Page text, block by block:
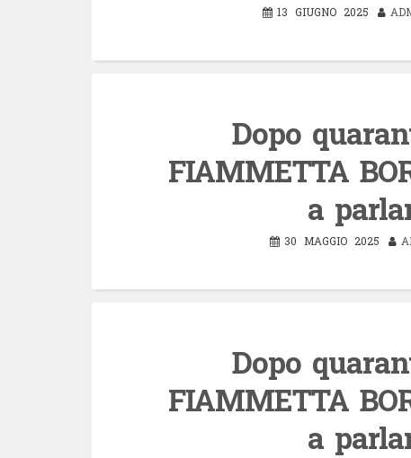
13 GIUGNO 2025
Dopo
FIAMMETTA
a
30 MAGGIO 2025
Dopo
FIAMMETTA
a